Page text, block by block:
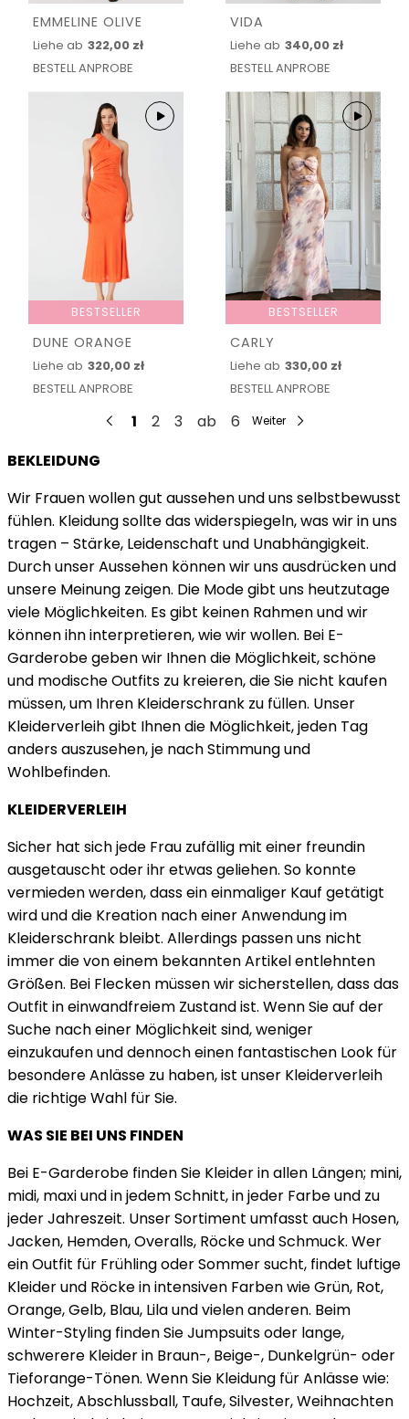
EMMELINE OLIVE
Liehe ab 322,00 zł
BESTELL ANPROBE
VIDA
Liehe ab 340,00 zł
BESTELL ANPROBE
BESTSELLER
DUNE ORANGE
Liehe ab 320,00 zł
BESTELL ANPROBE
BESTSELLER
CARLY
Liehe ab 330,00 zł
BESTELL ANPROBE
1 2 3 ab 6 Weiter
BEKLEIDUNG
Wir Frauen wollen gut aussehen und uns selbstbewusst
fühlen. Kleidung sollte das widerspiegeln, was wir in uns
tragen – Stärke, Leidenschaft und Unabhängigkeit.
Durch unser Aussehen können wir uns ausdrücken und
unsere Meinung zeigen. Die Mode gibt uns heutzutage
viele Möglichkeiten. Es gibt keinen Rahmen und wir
können ihn interpretieren, wie wir wollen. Bei E-
Garderobe geben wir Ihnen die Möglichkeit, schöne
und modische Outfits zu kreieren, die Sie nicht kaufen
müssen, um Ihren Kleiderschrank zu füllen. Unser
Kleiderverleih gibt Ihnen die Möglichkeit, jeden Tag
anders auszusehen, je nach Stimmung und
Wohlbefinden.
KLEIDERVERLEIH
Sicher hat sich jede Frau zufällig mit einer freundin
ausgetauscht oder ihr etwas geliehen. So konnte
vermieden werden, dass ein einmaliger Kauf getätigt
wird und die Kreation nach einer Anwendung im
Kleiderschrank bleibt. Allerdings passen uns nicht
immer die von einem bekannten Artikel entlehnten
Größen. Bei Flecken müssen wir sicherstellen, dass das
Outfit in einwandfreiem Zustand ist. Wenn Sie auf der
Suche nach einer Möglichkeit sind, weniger
einzukaufen und dennoch einen fantastischen Look für
besondere Anlässe zu haben, ist unser Kleiderverleih
die richtige Wahl für Sie.
WAS SIE BEI UNS FINDEN
Bei E-Garderobe finden Sie Kleider in allen Längen; mini,
midi, maxi und in jedem Schnitt, in jeder Farbe und zu
jeder Jahreszeit. Unser Sortiment umfasst auch Hosen,
Jacken, Hemden, Overalls, Röcke und Schmuck. Wer
ein Outfit für Frühling oder Sommer sucht, findet luftige
Kleider und Röcke in intensiven Farben wie Grün, Rot,
Orange, Gelb, Blau, Lila und vielen anderen. Beim
Winter-Styling finden Sie Jumpsuits oder lange,
schwerere Kleider in Braun-, Beige-, Dunkelgrün- oder
Tieforange-Tönen. Wenn Sie Kleidung für Anlässe wie:
Hochzeit, Abschlussball, Taufe, Silvester, Weihnachten